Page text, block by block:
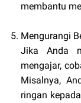
membantu
Mengurangi
Jika Anda
mengajar,
Misalnya,
ringan